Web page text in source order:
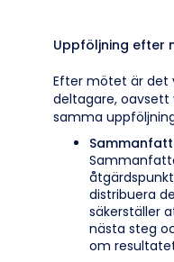
Uppföljning efter
Efter mötet är det
deltagare, oavsett
samma
distribuera
säkerställer
nästa steg
om